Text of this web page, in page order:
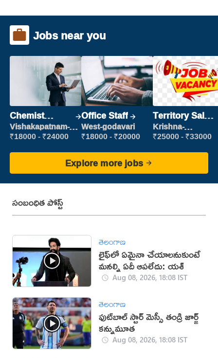
Jobs near you
Chemist
Production
Executive
Vishakapatnam-
new
₹18000 - ₹24000
Office Staff
West-godavari
₹18000 - ₹20000
Territory Sales
Manager
Krishna-
vijayawada
₹25000 - ₹33000
Explore more jobs
సంబంధిత పోస్ట్
తెలంగాణ
లైఫ్‌లో ఏమైనా చేయాలనుకుంటే
మనల్ని ఏదీ ఆపలేదు: యశ్
Aug 08, 2026, 18:08 IST
తెలంగాణ
ఫుట్‌బాల్ స్టార్ మెస్సీ తండ్రి జార్జ్
కన్నుమూత
Aug 08, 2026, 18:08 IST